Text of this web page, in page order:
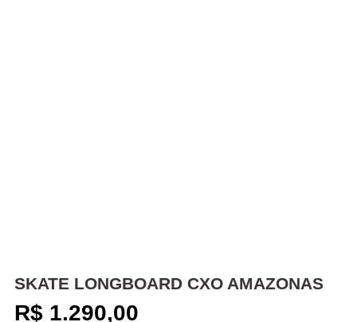
SKATE LONGBOARD CXO AMAZONAS
R$1.290,00